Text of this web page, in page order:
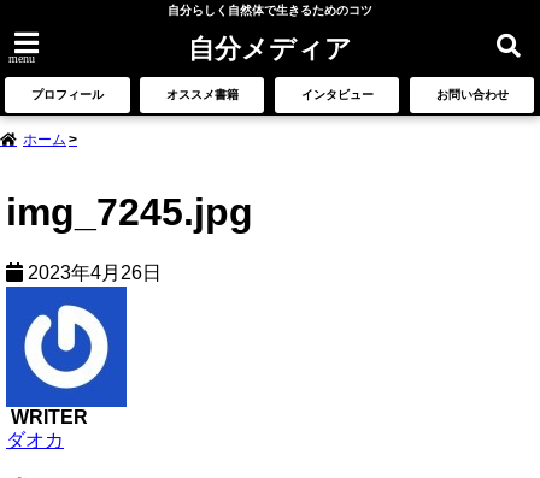
自分らしく自然体で生きるためのコツ
menu 自分メディア
プロフィール オススメ書籍 インタビュー お問い合わせ
ホーム
img_7245.jpg
2023年4月26日
WRITER
ダオカ